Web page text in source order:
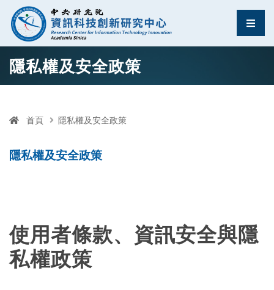
跳至中央區塊/Main Content
資訊科技創新研究中 選
隱私權及安全政策
首頁 隱私權及安全政策
隱私權及安全政策
使用者條款、資訊安全與隱
私權政策